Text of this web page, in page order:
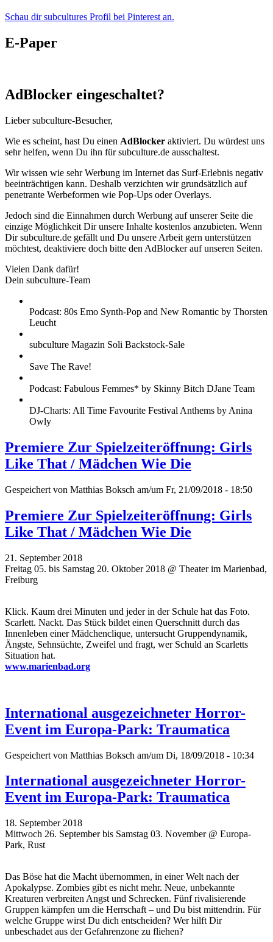
Schau dir subcultures Profil bei Pinterest an.
E-Paper
AdBlocker eingeschaltet?
Lieber subculture-Besucher,
Wie es scheint, hast Du einen AdBlocker aktiviert. Du würdest uns
sehr helfen, wenn Du ihn für subculture.de ausschaltest.
Wir wissen wie sehr Werbung im Internet das Surf-Erlebnis negativ
beeinträchtigen kann. Deshalb verzichten wir grundsätzlich auf
penetrante Werbeformen wie Pop-Ups oder Overlays.
Jedoch sind die Einnahmen durch Werbung auf unserer Seite die
einzige Möglichkeit Dir unsere Inhalte kostenlos anzubieten. Wenn
Dir subculture.de gefällt und Du unsere Arbeit gern unterstützen
möchtest, deaktiviere doch bitte den AdBlocker auf unseren Seiten.
Vielen Dank dafür!
Dein subculture-Team
Podcast: 80s Emo Synth-Pop and New Romantic by Thorsten
Leucht
subculture Magazin Soli Backstock-Sale
Save The Rave!
Podcast: Fabulous Femmes* by Skinny Bitch DJane Team
DJ-Charts: All Time Favourite Festival Anthems by Anina
Owly
Premiere Zur Spielzeiteröffnung: Girls
Like That / Mädchen Wie Die
Gespeichert von Matthias Boksch am/um Fr, 21/09/2018 - 18:50
Premiere Zur Spielzeiteröffnung: Girls
Like That / Mädchen Wie Die
21. September 2018
Freitag 05. bis Samstag 20. Oktober 2018 @ Theater im Marienbad,
Freiburg
Klick. Kaum drei Minuten und jeder in der Schule hat das Foto.
Scarlett. Nackt. Das Stück bildet einen Querschnitt durch das
Innenleben einer Mädchenclique, untersucht Gruppendynamik,
Ängste, Sehnsüchte, Zweifel und fragt, wer Schuld an Scarletts
Situation hat.
www.marienbad.org
International ausgezeichneter Horror-
Event im Europa-Park: Traumatica
Gespeichert von Matthias Boksch am/um Di, 18/09/2018 - 10:34
International ausgezeichneter Horror-
Event im Europa-Park: Traumatica
18. September 2018
Mittwoch 26. September bis Samstag 03. November @ Europa-
Park, Rust
Das Böse hat die Macht übernommen, in einer Welt nach der
Apokalypse. Zombies gibt es nicht mehr. Neue, unbekannte
Kreaturen verbreiten Angst und Schrecken. Fünf rivalisierende
Gruppen kämpfen um die Herrschaft – und Du bist mittendrin. Für
welche Gruppe wirst Du dich entscheiden? Wer hilft Dir
unbeschadet aus der Gefahrenzone zu fliehen?